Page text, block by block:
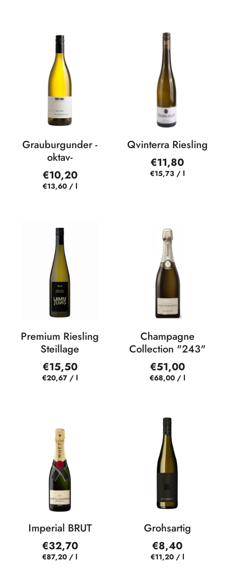
Grauburgunder -
oktav-
€10,20
€13,60 / l
Qvinterra Riesling
€11,80
€15,73 / l
Premium Riesling
Steillage
€15,50
€20,67 / l
Champagne
Collection "243"
€51,00
€68,00 / l
Imperial BRUT
€32,70
€87,20 / l
Grohsartig
€8,40
€11,20 / l